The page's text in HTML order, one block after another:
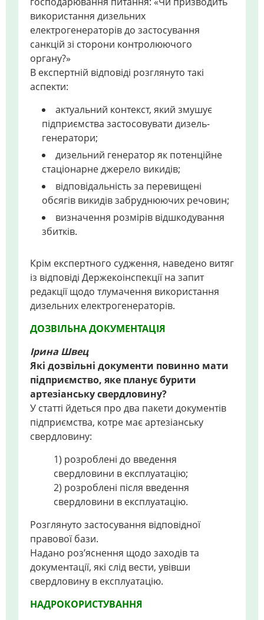
використання дизельних
електрогенераторів до застосування
санкцій зі сторони контролюючого
органу?»
В експертній відповіді розглянуто такі
аспекти:
актуальний контекст, який змушує
підприємства застосовувати дизель-
генератори;
дизельний генератор як потенційне
стаціонарне джерело викидів;
відповідальність за перевищені
обсягів викидів забруднюючих речовин;
визначення розмірів відшкодування
збитків.
Крім експертного судження, наведено витяг
із відповіді Держекоінспекції на запит
редакції щодо тлумачення використання
дизельних електрогенераторів.
ДОЗВІЛЬНА ДОКУМЕНТАЦІЯ
Ірина Швец
Які дозвільні документи повинно мати
підприємство, яке планує бурити
артезіанську свердловину?
У статті йдеться про два пакети документів
підприємства, котре має артезіанську
свердловину:
1) розроблені до введення
свердловини в експлуатацію;
2) розроблені після введення
свердловини в експлуатацію.
Розглянуто застосування відповідної
правової бази.
Надано роз’яснення щодо заходів та
документації, які слід вести, увівши
свердловину в експлуатацію.
НАДРОКОРИСТУВАННЯ